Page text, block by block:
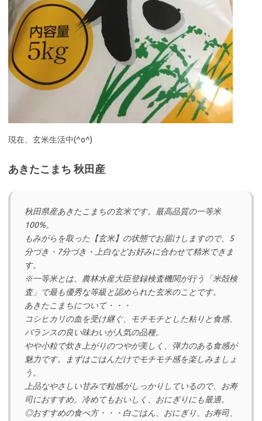
現在、玄米生活中(^o^)
あきたこまち 秋田産
秋田県産あきたこまちの玄米です。最高品質の一等米
100%。
もみがらを取った【玄米】の状態でお届けしますので、5
分づき・7分づき・上白などお好みに合わせて精米できま
す。
※一等米とは、農林水産大臣登録検査機関が行う「米殻検
査」で最も優秀な等級と認められた玄米のことです。
あきたこまちについて・・・
コシヒカリの血を受け継ぐ、モチモチとした粘りと食感、
バランスの良い味わいが人気の品種。
やや小粒で炊き上がりのつやが美しく、弾力のある食感が
魅力です。まずはごはんだけでモチモチ感を楽しみましょ
う。
上品なやさしい甘みで粒感がしっかりしているので、お寿
司におすすめ。冷めてもおいしく、おにぎりにも最適。
◎おすすめの食べ方・・・白ごはん、おにぎり、お寿司、